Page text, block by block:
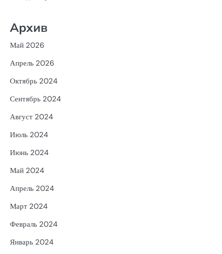
Архив
Май 2026
Апрель 2026
Октябрь 2024
Сентябрь 2024
Август 2024
Июль 2024
Июнь 2024
Май 2024
Апрель 2024
Март 2024
Февраль 2024
Январь 2024